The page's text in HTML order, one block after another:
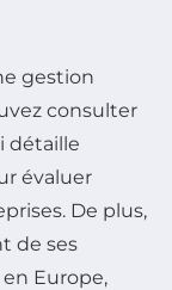
gestion
consulter
détaille
évaluer
De plus,
de ses
Europe,